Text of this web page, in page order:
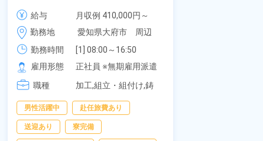
品付き寮完備＆赴任旅費会社負担
◎昇給・業績賞与あり！組立や塗
装など自動車製造の各種作業！
《愛知県大府市》
給与
月収例 410,000円～
430,000円
月給 277,000円～
277,000円
勤務地
愛知県大府市　周辺
勤務時間
[1] 08:00～16:50
[2] 06:25～15:10
[3] 17:05～01:50
雇用形態
正社員 ※無期雇用派遣
職種
加工,組立・組付け,鋳
男性活躍中 赴任旅費あり
送迎あり 寮完備